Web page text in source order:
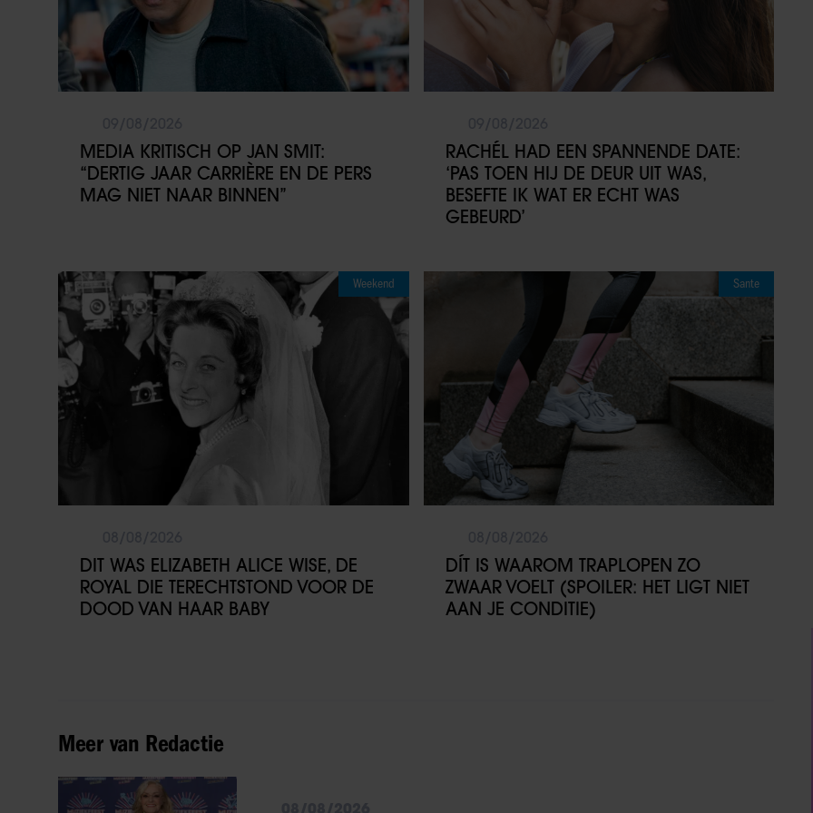
MEDIA KRITISCH OP JAN SMIT:
“DERTIG JAAR CARRIÈRE EN DE PERS
MAG NIET NAAR BINNEN”
RACHÉL HAD EEN SPANNENDE DATE:
‘PAS TOEN HIJ DE DEUR UIT WAS,
BESEFTE IK WAT ER ECHT WAS
GEBEURD’
Weekend
DIT WAS ELIZABETH ALICE WISE, DE
ROYAL DIE TERECHTSTOND VOOR DE
DOOD VAN HAAR BABY
Sante
DÍT IS WAAROM TRAPLOPEN ZO
ZWAAR VOELT (SPOILER: HET LIGT NIET
AAN JE CONDITIE)
Meer van Redactie